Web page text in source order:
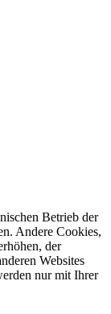
Betrieb der
Andere Cookies,
der
Websites
nur mit Ihrer